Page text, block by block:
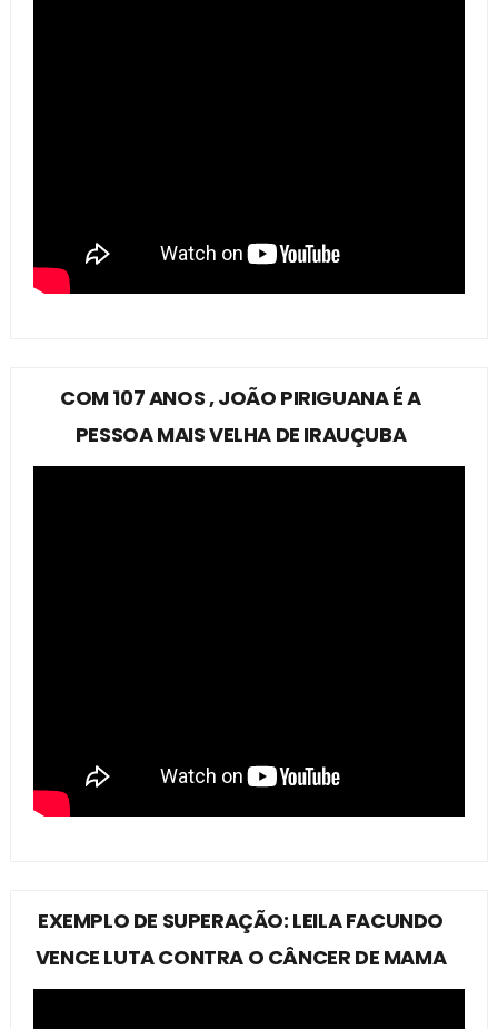
COM 107 ANOS , JOÃO PIRIGUANA É A
PESSOA MAIS VELHA DE IRAUÇUBA
EXEMPLO DE SUPERAÇÃO: LEILA FACUNDO
VENCE LUTA CONTRA O CÂNCER DE MAMA